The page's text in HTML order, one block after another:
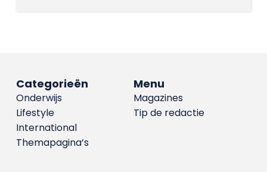
Menu
Magazines
Tip de redactie
Categorieën
Onderwijs
Lifestyle
International
Themapagina’s